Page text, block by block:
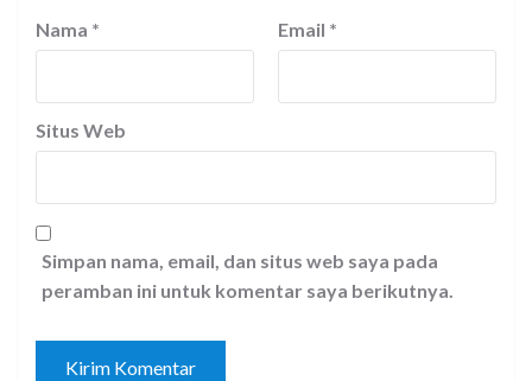
Nama * Email *
Situs Web
Simpan nama, email, dan situs web saya pada
peramban ini untuk komentar saya berikutnya.